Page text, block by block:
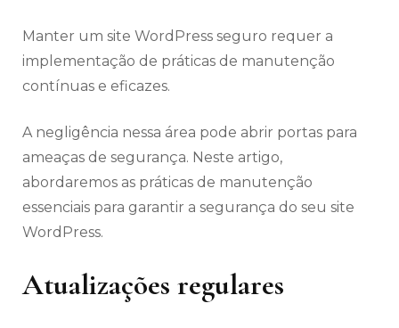
Manter um site WordPress seguro requer a
implementação de práticas de manutenção
contínuas e eficazes.
A negligência nessa área pode abrir portas para
ameaças de segurança. Neste artigo,
abordaremos as práticas de manutenção
essenciais para garantir a segurança do seu site
WordPress.
Atualizações regulares